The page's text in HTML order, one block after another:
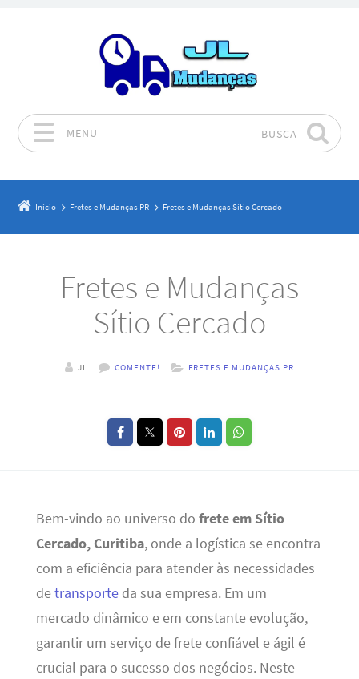
MENU BUSCA
Início Fretes e Mudanças PR Fretes e Mudanças Sítio Cercado
Fretes e Mudanças
Sítio Cercado
JL COMENTE! FRETES E MUDANÇAS PR
Bem-vindo ao universo do frete em Sítio
Cercado, Curitiba, onde a logística se encontra
com a eficiência para atender às necessidades
detransporteda sua empresa. Em um
mercado dinâmico e em constante evolução,
garantir um serviço de frete confiável e ágil é
crucial para o sucesso dos negócios. Neste